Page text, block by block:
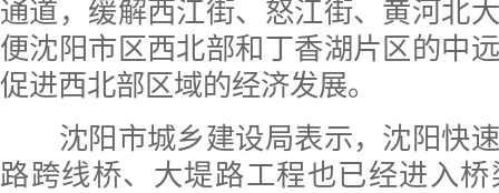
通道，缓解西江街、怒江街、黄河北
便沈阳市区西北部和丁香湖片区的中
促进西北部区域的经济发展。
沈阳市城乡建设局表示，沈阳快速
路跨线桥、大堤路工程也已经进入